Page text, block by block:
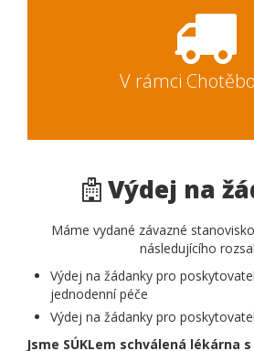
V rámci
Výdej na
Máme vydané závazné
následujícího
Výdej na žádanky pro
jednodenní péče
Výdej na žádanky pro
Jsme SÚKLem schválená lékárna